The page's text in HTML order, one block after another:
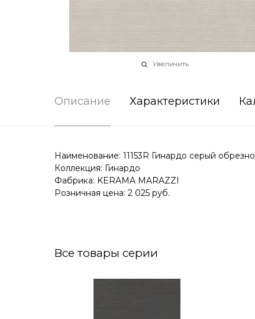
Увеличить
Описание Характеристики
Наименование: 11153R Гинардо серый
Коллекция: Гинардо
Фабрика: KERAMA MARAZZI
Розничная цена: 2 025 руб.
Все товары серии